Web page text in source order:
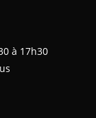
à 17h30